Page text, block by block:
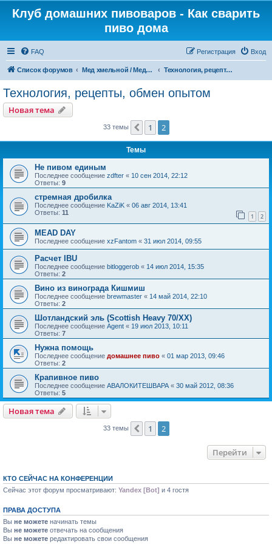
Клуб домашних пивоваров - Как cварить
пиво дома
FAQ Вход
Регистрация
Список форумов Mед хмельной / Медовуха / Сидр / Перри / Квас Технология, рецепты, обмен опытом
Технология, рецепты, обмен опытом
Новая тема
33 темы Пред.
1 2
Темы
Не пивом единым
Последнее сообщение zdfter « 10 сен 2014, 22:12
Ответы: 9
стремная дробилка
Последнее сообщение KaZiK « 06 авг 2014, 13:41
Ответы: 11 1 2
MEAD DAY
Последнее сообщение xzFantom « 31 июл 2014, 09:55
Расчет IBU
Последнее сообщение bitloggerob « 14 июл 2014, 15:35
Ответы: 2
Вино из винограда Кишмиш
Последнее сообщение brewmaster « 14 май 2014, 22:10
Ответы: 2
Шотландский эль (Scottish Heavy 70/XX)
Последнее сообщение Agent « 19 июл 2013, 10:11
Ответы: 7
Нужна помощь
Последнее сообщение домашнее пиво « 01 мар 2013, 09:46
Ответы: 2
Крапивное пиво
Последнее сообщение АВАЛОКИТЕШВАРА « 30 май 2012, 08:36
Ответы: 5
Новая тема
33 темы Пред.
1 2
Перейти
КТО СЕЙЧАС НА КОНФЕРЕНЦИИ
Сейчас этот форум просматривают: Yandex [Bot] и 4 гостя
ПРАВА ДОСТУПА
Вы не можете начинать темы
Вы не можете отвечать на сообщения
Вы не можете редактировать свои сообщения